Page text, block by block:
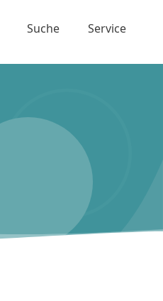
Suche Service